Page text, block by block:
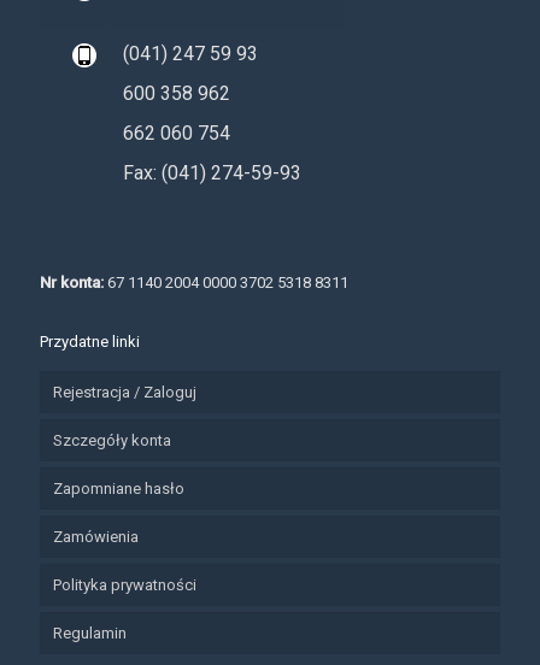
(041) 247 59 93
600 358 962
662 060 754
Fax: (041) 274-59-93
Nr konta: 67 1140 2004 0000 3702 5318 8311
Przydatne linki
Rejestracja / Zaloguj
Szczegóły konta
Zapomniane hasło
Zamówienia
Polityka prywatności
Regulamin